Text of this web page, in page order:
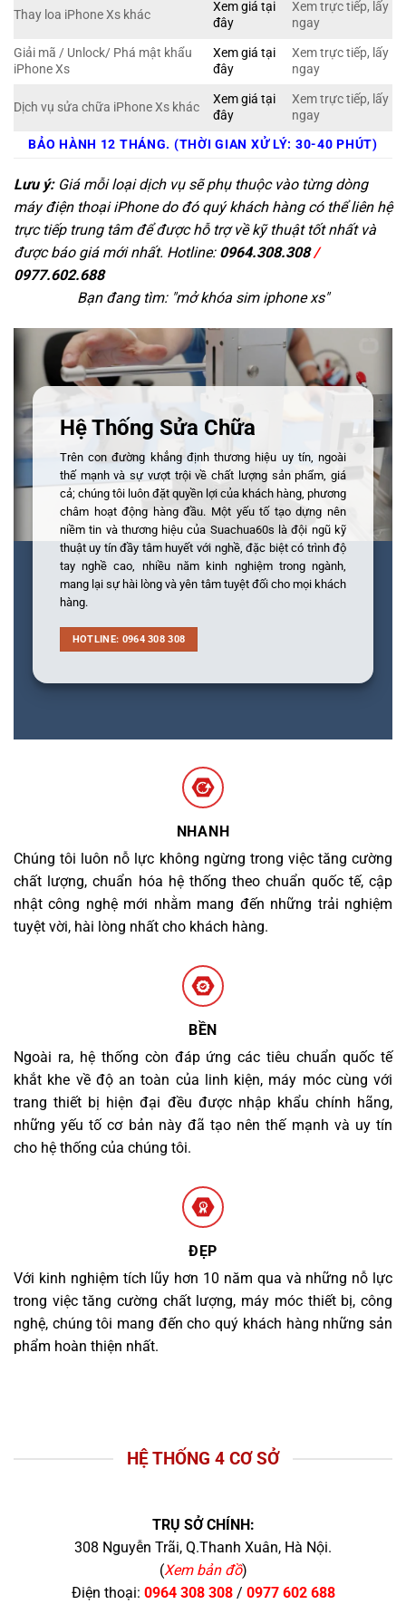
Thay loa iPhone Xs khác
Xem giá tại
đây
Xem trực tiếp, lấy
ngay
Giải mã / Unlock/ Phá mật khẩu
iPhone Xs
Xem giá tại
đây
Xem trực tiếp, lấy
ngay
Dịch vụ sửa chữa iPhone Xs khác
Xem giá tại
đây
Xem trực tiếp, lấy
ngay
BẢO HÀNH 12 THÁNG. (THỜI GIAN XỬ LÝ: 30-40 PHÚT)
Lưu ý:Giá mỗi loại dịch vụ sẽ phụ thuộc vào từng dòng
máy điện thoại iPhone do đó quý khách hàng có thể liên hệ
trực tiếp trung tâm để được hỗ trợ về kỹ thuật tốt nhất và
được báo giá mới nhất. Hotline: 0964.308.308/
0977.602.688
Bạn đang tìm: "mở khóa sim iphone xs"
Hệ Thống Sửa Chữa
Trên con đường khẳng định thương hiệu uy tín, ngoài
thế mạnh và sự vượt trội về chất lượng sản phẩm, giá
cả; chúng tôi luôn đặt quyền lợi của khách hàng, phương
châm hoạt động hàng đầu. Một yếu tố tạo dựng nên
niềm tin và thương hiệu của Suachua60s là đội ngũ kỹ
thuật uy tín đầy tâm huyết với nghề, đặc biệt có trình độ
tay nghề cao, nhiều năm kinh nghiệm trong ngành,
mang lại sự hài lòng và yên tâm tuyệt đối cho mọi khách
hàng.
HOTLINE: 0964 308 308
NHANH
Chúng tôi luôn nỗ lực không ngừng trong việc tăng cường
chất lượng, chuẩn hóa hệ thống theo chuẩn quốc tế, cập
nhật công nghệ mới nhằm mang đến những trải nghiệm
tuyệt vời, hài lòng nhất cho khách hàng.
BỀN
Ngoài ra, hệ thống còn đáp ứng các tiêu chuẩn quốc tế
khắt khe về độ an toàn của linh kiện, máy móc cùng với
trang thiết bị hiện đại đều được nhập khẩu chính hãng,
những yếu tố cơ bản này đã tạo nên thế mạnh và uy tín
cho hệ thống của chúng tôi.
ĐẸP
Với kinh nghiệm tích lũy hơn 10 năm qua và những nỗ lực
trong việc tăng cường chất lượng, máy móc thiết bị, công
nghệ, chúng tôi mang đến cho quý khách hàng những sản
phẩm hoàn thiện nhất.
HỆ THỐNG 4 CƠ SỞ
TRỤ SỞ CHÍNH:
308 Nguyễn Trãi, Q.Thanh Xuân, Hà Nội.
(Xem bản đồ)
Điện thoại: 0964 308 308/ 0977 602 688